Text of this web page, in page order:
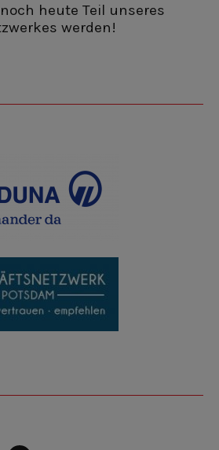
heute Teil unseres
werden!